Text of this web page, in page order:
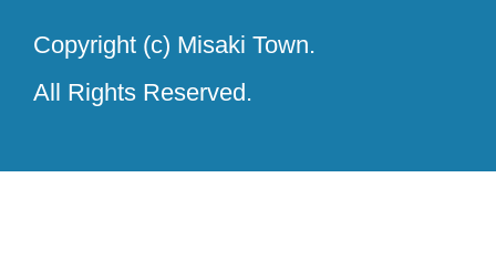
Copyright (c) Misaki Town.
All Rights Reserved.